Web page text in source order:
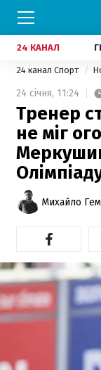
24 КАНАЛ
24 канал Спорт
24 січня, 11:24
Тренер
не міг
Михайло